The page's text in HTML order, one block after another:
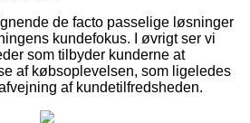
de facto passelige løsninger
kundefokus. I øvrigt ser vi
som tilbyder kunderne at
af købsoplevelsen, som ligeledes
af kundetilfredsheden.